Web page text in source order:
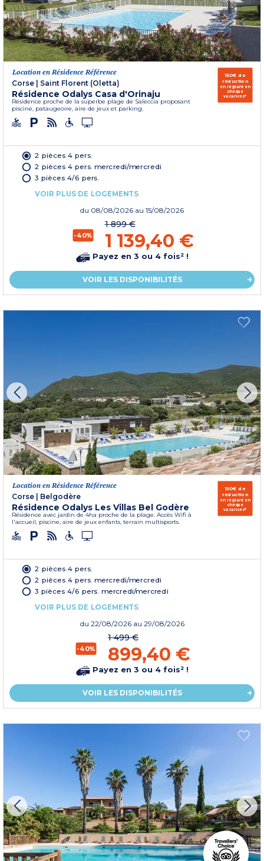
Location en Résidence Référence
Corse | Saint Florent (Oletta)
Résidence Odalys Casa d'Orinaju
Résidence proche de la superbe plage de Saleccia proposant
piscine, pataugeoire, aire de jeux et parking.
150€ de
réduction
en réglant en
chèque
vacances*
2 pièces 4 pers.
2 pièces 4 pers. mercredi/mercredi
3 pièces 4/6 pers.
VOIR PLUS DE LOGEMENTS
du 08/08/2026 au 15/08/2026
-40%
1 899 €
1 139,40 €
Payez en 3 ou 4 fois² !
VOIR LES DISPONIBILITÉS
Location en Résidence Référence
Corse | Belgodère
Résidence Odalys Les Villas Bel Godère
Résidence avec jardin de 4ha proche de la plage. Accès Wifi à
l'accueil, piscine, aire de jeux enfants, terrain multisports.
150€ de
réduction
en réglant en
chèque
vacances*
2 pièces 4 pers.
2 pièces 4 pers. mercredi/mercredi
3 pièces 4/6 pers. mercredi/mercredi
VOIR PLUS DE LOGEMENTS
du 22/08/2026 au 29/08/2026
-40%
1 499 €
899,40 €
Payez en 3 ou 4 fois² !
VOIR LES DISPONIBILITÉS